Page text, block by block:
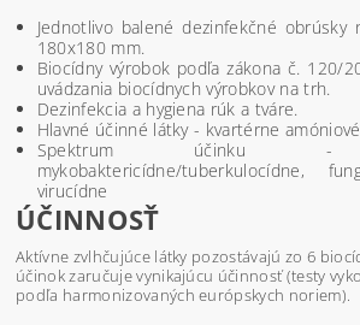
Jednotlivo balené dezinfekčné obrúsky
180x180 mm.
Biocídny výrobok podľa zákona č. 120/
uvádzania biocídnych výrobkov na trh.
Dezinfekcia a hygiena rúk a tváre.
Hlavné účinné látky - kvartérne amóniové
Spektrum účinku -
mykobaktericídne/tuberkulocídne,
virucídne
ÚČINNOSŤ
Aktívne zvlhčujúce látky pozostávajú zo 6
účinok zaručuje vynikajúcu účinnosť (testy
podľa harmonizovaných európskych noriem).